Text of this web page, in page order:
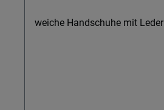
weiche Handschuhe mit Leder